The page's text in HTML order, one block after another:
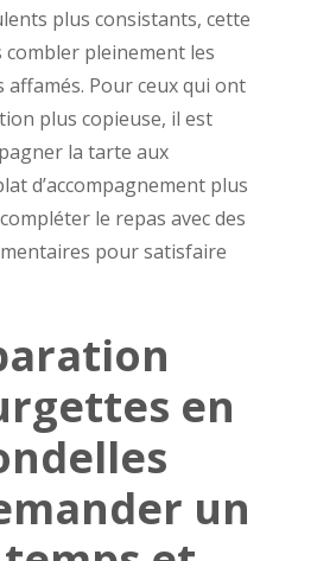
plus consistants, cette
pleinement les
affamés. Pour ceux qui ont
plus copieuse, il est
la tarte aux
d’accompagnement plus
le repas avec des
pour satisfaire
en
un